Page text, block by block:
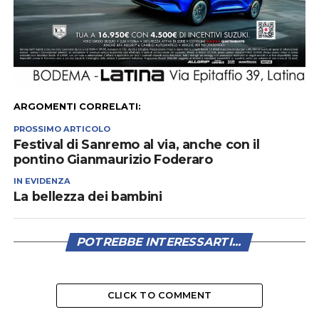
ARGOMENTI CORRELATI:
PROSSIMO ARTICOLO
Festival di Sanremo al via, anche con il
pontino Gianmaurizio Foderaro
IN EVIDENZA
La bellezza dei bambini
POTREBBE INTERESSARTI...
CLICK TO COMMENT